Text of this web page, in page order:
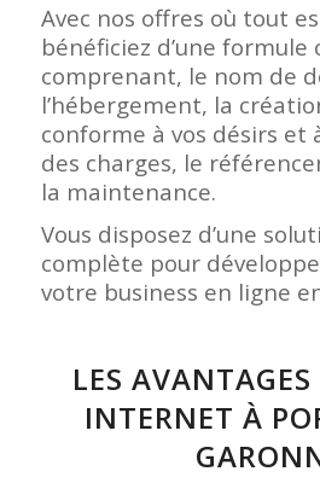
Avec nos offres où tout
bénéficiez d’une formule
comprenant, le nom de
l’hébergement, la
conforme à vos désirs et
des charges, le
la maintenance.
Vous disposez d’une
complète pour
votre business en ligne
LES AVANTAGES
INTERNET À